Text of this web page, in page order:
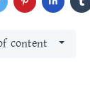
content